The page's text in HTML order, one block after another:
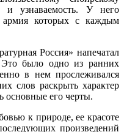
и узнаваемость. У него
армия которых с каждым
Россия» напечатал
Это было одно из ранних
в нем прослеживался
слов раскрыть характер
основные его черты.
к природе, ее красоте
произведений